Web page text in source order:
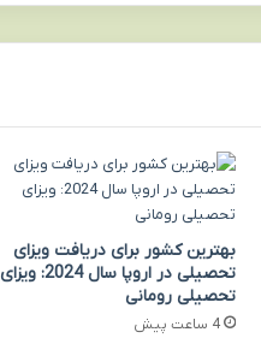
بهترین کشور برای دریافت ویزای
تحصیلی در اروپا سال 2024: ویزای
تحصیلی رومانی
4 ساعت پیش